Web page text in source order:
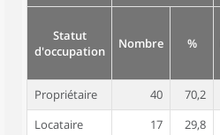
Statut
d'occupation
Nombre %
Propriétaire 40 70,2
Locataire
17 29,8